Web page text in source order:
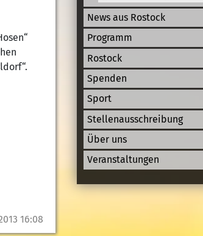
16:08
News aus Rostock
Programm
Rostock
Spenden
Sport
Stellenausschreibung
Über uns
Veranstaltungen